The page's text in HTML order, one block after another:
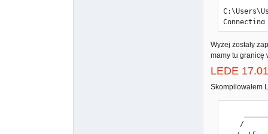
[  4] local
[ ID]
[  4]
[  4]
[  4]
[  4]
[  4]
Wyżej zostały
mamy tu granicę
LEDE
Skompilowałem